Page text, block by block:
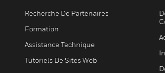
Recherche De Partenaires
Formation
Assistance Technique
Tutoriels De Sites Web